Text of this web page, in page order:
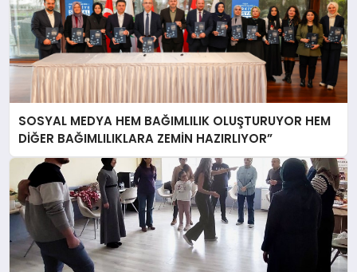
SOSYAL MEDYA HEM BAĞIMLILIK OLUŞTURUYOR HEM
DİĞER BAĞIMLILIKLARA ZEMİN HAZIRLIYOR”